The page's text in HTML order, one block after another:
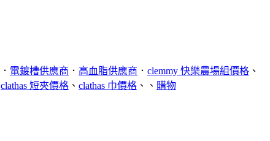
． 電鍍槽供應商 ． 高血脂供應商 ． clemmy 快樂農場組價格 、
clathas 短夾價格 、 clathas 巾價格 、、 購物